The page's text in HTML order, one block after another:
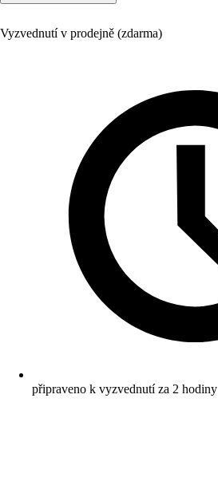
Vyzvednutí v prodejně (zdarma)
připraveno k vyzvednutí za 2 hodiny